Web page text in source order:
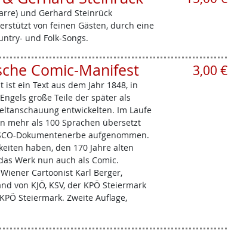
und Gerhard Steinrück
von feinen Gästen, durch eine
und Folk-Songs.
Comic-Manifest
ein Text aus dem Jahr 1848, in
große Teile der später als
entwickelten. Im Laufe
mehr als 100 Sprachen übersetzt
Dokumentenerbe aufgenommen.
haben, den 170 Jahre alten
Werk nun auch als Comic.
Cartoonist Karl Berger,
von KJÖ, KSV, der KPÖ Steiermark
Steiermark. Zweite Auflage,
3,00 €